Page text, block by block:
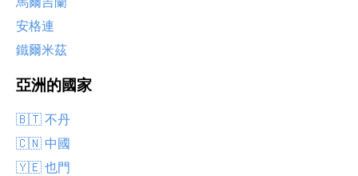
安格連
鐵爾米茲
亞洲的國家
🇧🇹 不丹
🇨🇳 中國
🇾🇪 也門